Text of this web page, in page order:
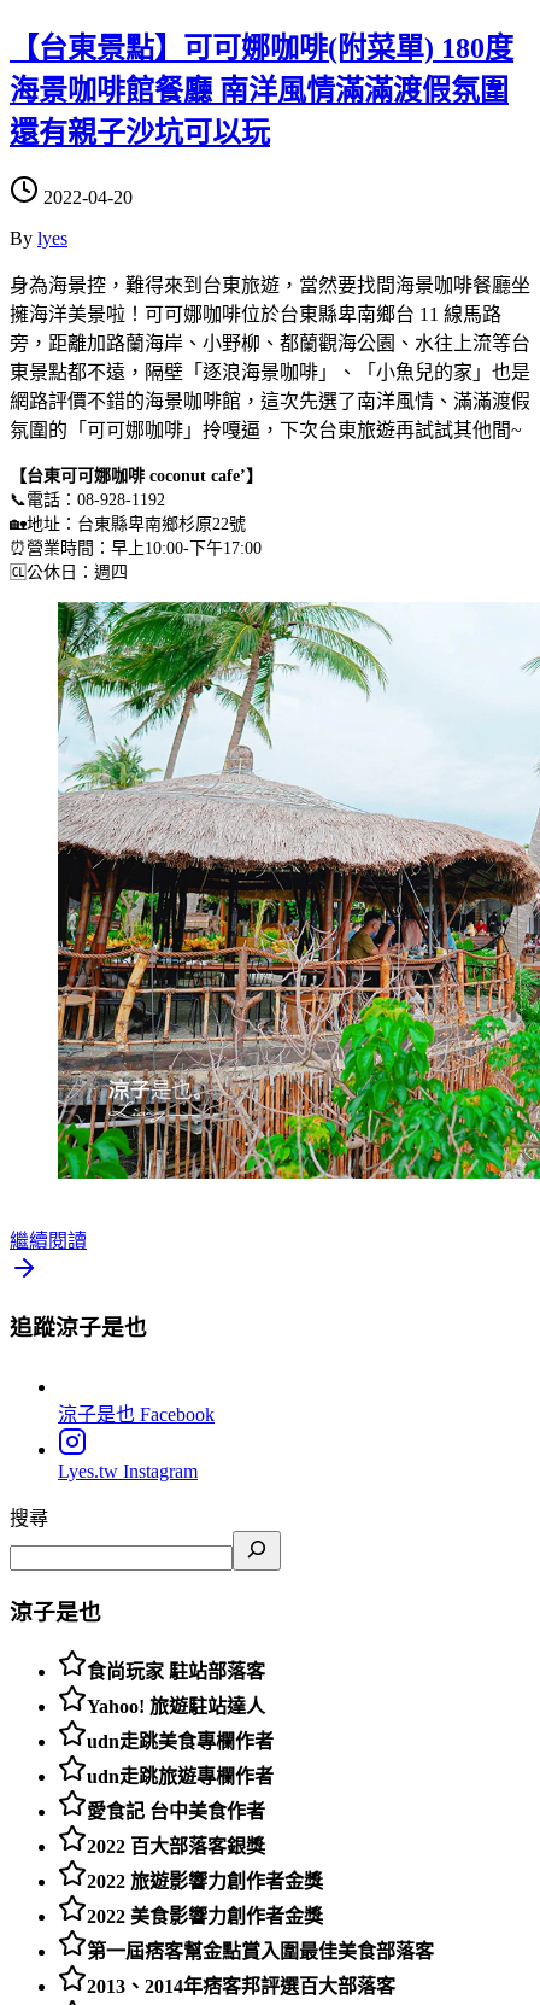
【台東景點】可可娜咖啡(附菜單) 180度
海景咖啡館餐廳 南洋風情滿滿渡假氛圍
還有親子沙坑可以玩
2022-04-20
By lyes
身為海景控，難得來到台東旅遊，當然要找間海景咖啡餐廳坐
擁海洋美景啦！可可娜咖啡位於台東縣卑南鄉台 11 線馬路
旁，距離加路蘭海岸、小野柳、都蘭觀海公園、水往上流等台
東景點都不遠，隔壁「逐浪海景咖啡」、「小魚兒的家」也是
網路評價不錯的海景咖啡館，這次先選了南洋風情、滿滿渡假
氛圍的「可可娜咖啡」拎嘎逼，下次台東旅遊再試試其他間~
【台東可可娜咖啡 coconut cafe’】
📞電話：08-928-1192
🏡地址：台東縣卑南鄉杉原22號
⏰營業時間：早上10:00-下午17:00
🆑公休日：週四
繼續閱讀
追蹤涼子是也
涼子是也 Facebook
Lyes.tw Instagram
搜尋
涼子是也
食尚玩家 駐站部落客
Yahoo! 旅遊駐站達人
udn走跳美食專欄作者
udn走跳旅遊專欄作者
愛食記 台中美食作者
2022 百大部落客銀獎
2022 旅遊影響力創作者金獎
2022 美食影響力創作者金獎
第一屆痞客幫金點賞入圍最佳美食部落客
2013、2014年痞客邦評選百大部落客